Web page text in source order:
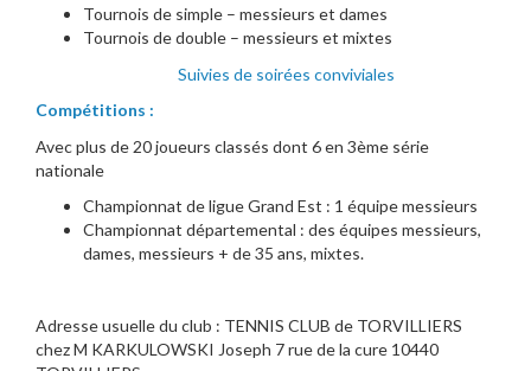
Tournois de simple – messieurs et dames
Tournois de double – messieurs et mixtes
Suivies de soirées conviviales
Compétitions :
Avec plus de 20 joueurs classés dont 6 en 3ème série
nationale
Championnat de ligue Grand Est : 1 équipe messieurs
Championnat départemental : des équipes messieurs,
dames, messieurs + de 35 ans, mixtes.
Adresse usuelle du club : TENNIS CLUB de TORVILLIERS
chez M KARKULOWSKI Joseph 7 rue de la cure 10440